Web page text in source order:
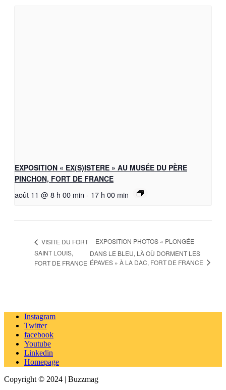
EXPOSITION « EX(S)ISTERE » AU MUSÉE DU PÈRE
PINCHON, FORT DE FRANCE
août 11 @ 8 h 00 min - 17 h 00 min
VISITE DU FORT
SAINT LOUIS,
FORT DE FRANCE
EXPOSITION PHOTOS « PLONGÉE
DANS LE BLEU, LÀ OÙ DORMENT LES
ÉPAVES » À LA DAC, FORT DE FRANCE
Instagram
Twitter
facebook
Youtube
Linkedin
Homepage
Copyright © 2024 | Buzzmag